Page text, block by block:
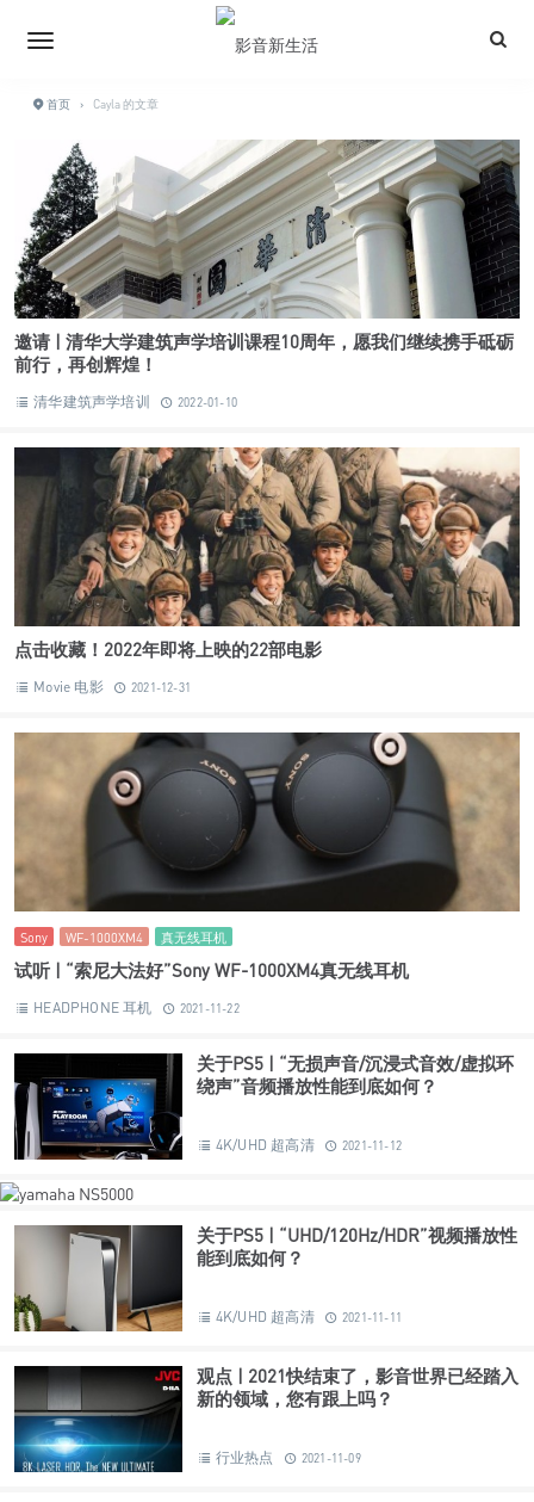
首页 › Cayla 的文章
邀请 | 清华大学建筑声学培训课程10周年，愿我们继续携手砥砺
前行，再创辉煌！
清华建筑声学培训 2022-01-10
点击收藏！2022年即将上映的22部电影
Movie 电影 2021-12-31
Sony WF-1000XM4 真无线耳机
试听 | “索尼大法好”Sony WF-1000XM4真无线耳机
HEADPHONE 耳机 2021-11-22
关于PS5 | “无损声音/沉浸式音效/虚拟环
绕声”音频播放性能到底如何？
4K/UHD 超高清 2021-11-12
关于PS5 | “UHD/120Hz/HDR”视频播放性
能到底如何？
4K/UHD 超高清 2021-11-11
观点 | 2021快结束了，影音世界已经踏入
新的领域，您有跟上吗？
行业热点 2021-11-09